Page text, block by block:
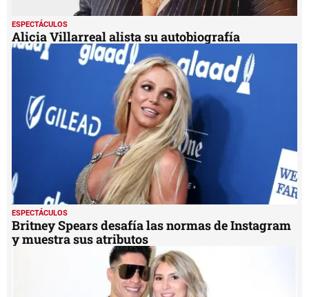
ESPECTÁCULOS
Alicia Villarreal alista su autobiografía
ESPECTÁCULOS
Britney Spears desafía las normas de Instagram
y muestra sus atributos